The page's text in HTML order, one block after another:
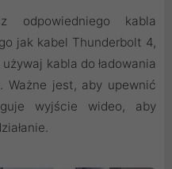
odpowiedniego kabla
jak kabel Thunderbolt 4,
kabla do ładowania
Ważne jest, aby upewnić
wyjście wideo, aby